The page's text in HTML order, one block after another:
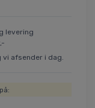
levering
afsender i dag.